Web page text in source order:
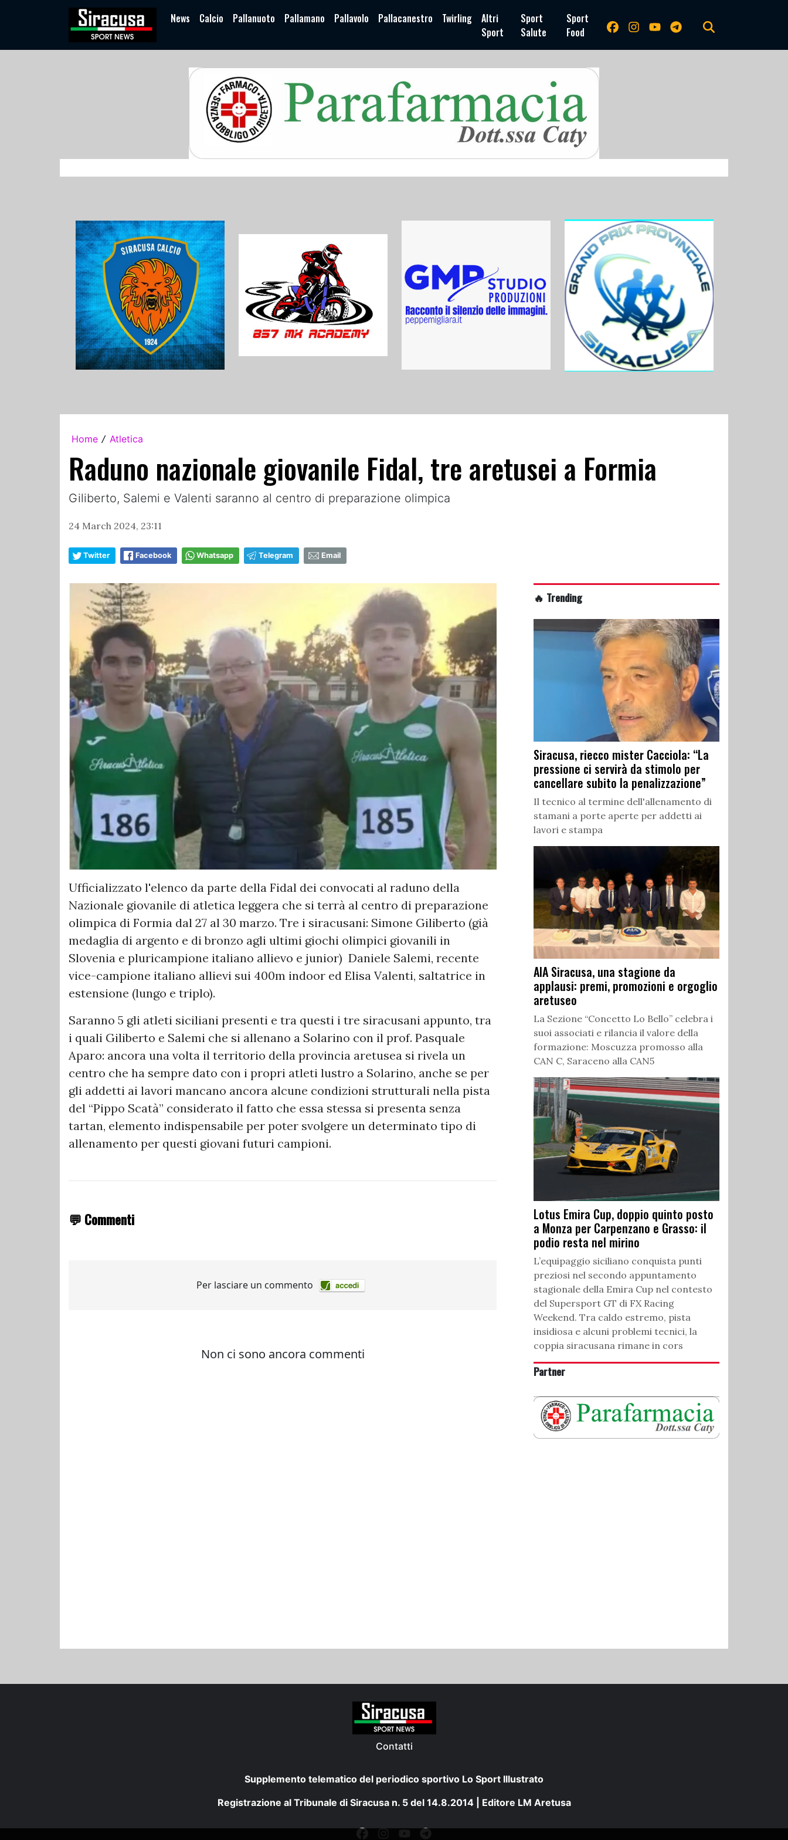
News Calcio Pallanuoto Pallamano Pallavolo Pallacanestro Twirling
Altri
Sport
Sport
Salute
Sport
Food
Home / Atletica
Raduno nazionale giovanile Fidal, tre aretusei a Formia
Giliberto, Salemi e Valenti saranno al centro di preparazione olimpica
24 March 2024, 23:11
Twitter Facebook Whatsapp Telegram Email
Ufficializzato l'elenco da parte della Fidal dei convocati al raduno della
Nazionale giovanile di atletica leggera che si terrà al centro di preparazione
olimpica di Formia dal 27 al 30 marzo. Tre i siracusani: Simone Giliberto (già
medaglia di argento e di bronzo agli ultimi giochi olimpici giovanili in
Slovenia e pluricampione italiano allievo e junior) Daniele Salemi, recente
vice-campione italiano allievi sui 400m indoor ed Elisa Valenti, saltatrice in
estensione (lungo e triplo).
Saranno 5 gli atleti siciliani presenti e tra questi i tre siracusani appunto, tra
i quali Giliberto e Salemi che si allenano a Solarino con il prof. Pasquale
Aparo: ancora una volta il territorio della provincia aretusea si rivela un
centro che ha sempre dato con i propri atleti lustro a Solarino, anche se per
gli addetti ai lavori mancano ancora alcune condizioni strutturali nella pista
del “Pippo Scatà” considerato il fatto che essa stessa si presenta senza
tartan, elemento indispensabile per poter svolgere un determinato tipo di
allenamento per questi giovani futuri campioni.
💬 Commenti
🔥 Trending
Siracusa, riecco mister Cacciola: “La
pressione ci servirà da stimolo per
cancellare subito la penalizzazione”
Il tecnico al termine dell'allenamento di
stamani a porte aperte per addetti ai
lavori e stampa
AIA Siracusa, una stagione da
applausi: premi, promozioni e orgoglio
aretuseo
La Sezione “Concetto Lo Bello” celebra i
suoi associati e rilancia il valore della
formazione: Moscuzza promosso alla
CAN C, Saraceno alla CAN5
Lotus Emira Cup, doppio quinto posto
a Monza per Carpenzano e Grasso: il
podio resta nel mirino
L’equipaggio siciliano conquista punti
preziosi nel secondo appuntamento
stagionale della Emira Cup nel contesto
del Supersport GT di FX Racing
Weekend. Tra caldo estremo, pista
insidiosa e alcuni problemi tecnici, la
coppia siracusana rimane in cors
Partner
Contatti
Supplemento telematico del periodico sportivo Lo Sport Illustrato
Registrazione al Tribunale di Siracusa n. 5 del 14.8.2014 | Editore LM Aretusa